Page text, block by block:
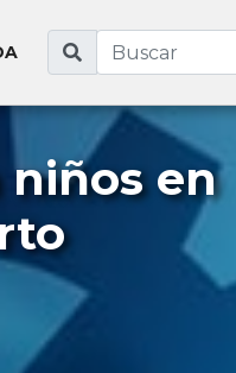
niños en